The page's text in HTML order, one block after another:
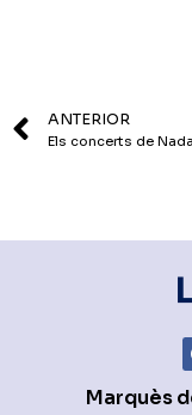
ANTERIOR
Marquès